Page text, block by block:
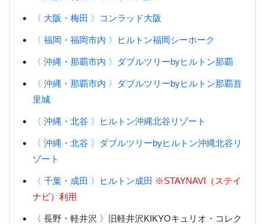
〈 大阪・梅田 〉コンラッド大阪
〈 福岡・福岡市内 〉ヒルトン福岡シーホーク
〈 沖縄・那覇市内 〉ダブルツリーbyヒルトン那覇
〈 沖縄・那覇市内 〉ダブルツリーbyヒルトン那覇首
里城
〈 沖縄・北谷 〉ヒルトン沖縄北谷リゾート
〈 沖縄・北谷 〉ダブルツリーbyヒルトン沖縄北谷リ
ゾート
〈 千葉・成田 〉ヒルトン成田 ※STAYNAVI（ステイ
ナビ）利用
〈 長野・軽井沢 〉旧軽井沢KIKYOキュリオ・コレク